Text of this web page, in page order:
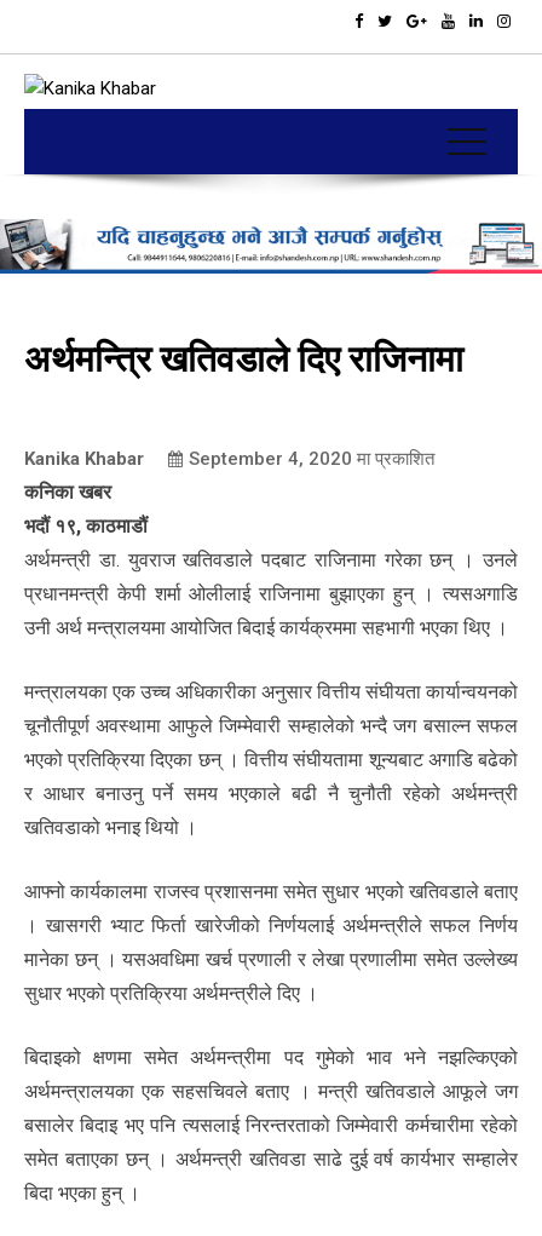
अर्थमन्त्रि खतिवडाले दिए राजिनामा
Kanika Khabar September 4, 2020 मा प्रकाशित
कनिका खबर
भदौं १९, काठमाडौं
अर्थमन्त्री डा. युवराज खतिवडाले पदबाट राजिनामा गरेका छन् । उनले
प्रधानमन्त्री केपी शर्मा ओलीलाई राजिनामा बुझाएका हुन् । त्यसअगाडि
उनी अर्थ मन्त्रालयमा आयोजित बिदाई कार्यक्रममा सहभागी भएका थिए ।
मन्त्रालयका एक उच्च अधिकारीका अनुसार वित्तीय संघीयता कार्यान्वयनको
चूनौतीपूर्ण अवस्थामा आफुले जिम्मेवारी सम्हालेको भन्दै जग बसाल्न सफल
भएको प्रतिक्रिया दिएका छन् । वित्तीय संघीयतामा शून्यबाट अगाडि बढेको
र आधार बनाउनु पर्ने समय भएकाले बढी नै चुनौती रहेको अर्थमन्त्री
खतिवडाको भनाइ थियो ।
आफ्नो कार्यकालमा राजस्व प्रशासनमा समेत सुधार भएको खतिवडाले बताए
। खासगरी भ्याट फिर्ता खारेजीको निर्णयलाई अर्थमन्त्रीले सफल निर्णय
मानेका छन् । यसअवधिमा खर्च प्रणाली र लेखा प्रणालीमा समेत उल्लेख्य
सुधार भएको प्रतिक्रिया अर्थमन्त्रीले दिए ।
बिदाइको क्षणमा समेत अर्थमन्त्रीमा पद गुमेको भाव भने नझल्किएको
अर्थमन्त्रालयका एक सहसचिवले बताए । मन्त्री खतिवडाले आफूले जग
बसालेर बिदाइ भए पनि त्यसलाई निरन्तरताको जिम्मेवारी कर्मचारीमा रहेको
समेत बताएका छन् । अर्थमन्त्री खतिवडा साढे दुई वर्ष कार्यभार सम्हालेर
बिदा भएका हुन् ।